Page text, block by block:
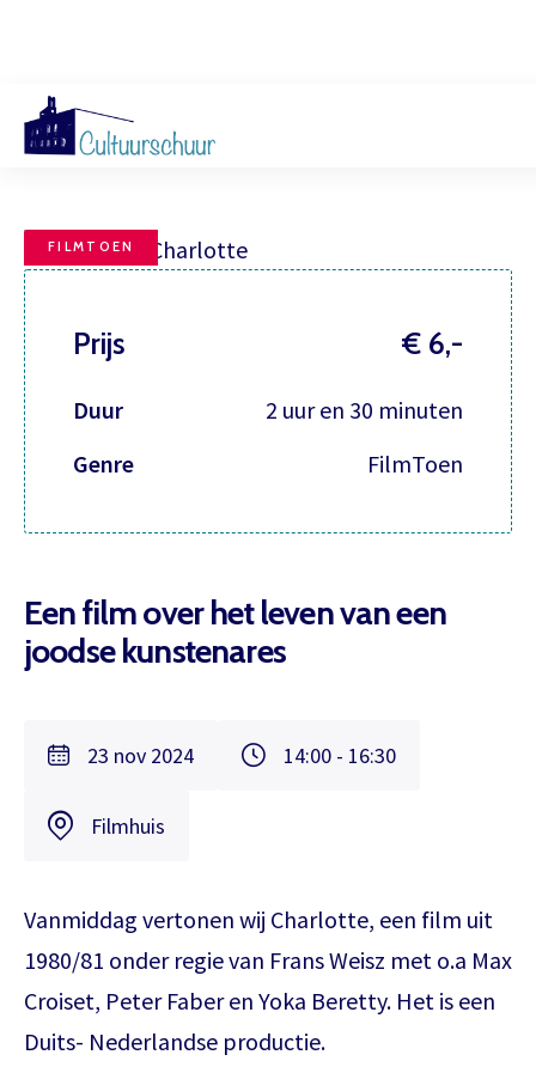
FilmToen, Charlotte
Een film over het leven van een
joodse kunstenares
23 nov 2024 14:00 - 16:30
Filmhuis
Vanmiddag vertonen wij Charlotte, een film uit
1980/81 onder regie van Frans Weisz met o.a Max
Croiset, Peter Faber en Yoka Beretty. Het is een
Duits- Nederlandse productie.
FILMTOEN
Prijs € 6,-
Duur
2 uur en 30 minuten
Genre
FilmToen